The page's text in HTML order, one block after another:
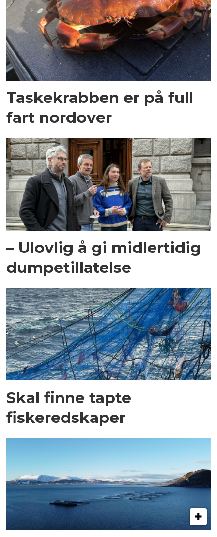
Taskekrabben er på full
fart nordover
– Ulovlig å gi midlertidig
dumpetillatelse
Skal finne tapte
fiskeredskaper